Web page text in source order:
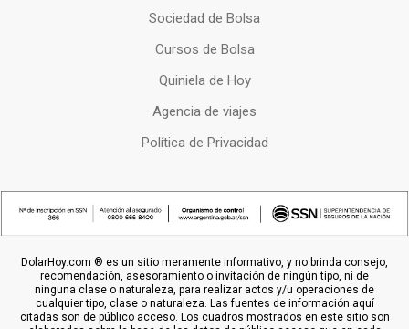
Sociedad de Bolsa
Cursos de Bolsa
Quiniela de Hoy
Agencia de viajes
Política de Privacidad
DolarHoy.com ® es un sitio meramente informativo, y no brinda consejo,
recomendación, asesoramiento o invitación de ningún tipo, ni de
ninguna clase o naturaleza, para realizar actos y/u operaciones de
cualquier tipo, clase o naturaleza. Las fuentes de información aquí
citadas son de público acceso. Los cuadros mostrados en este sitio son